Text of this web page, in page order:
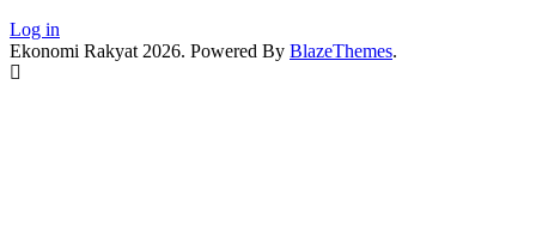
Log in
Ekonomi Rakyat 2026. Powered By BlazeThemes.